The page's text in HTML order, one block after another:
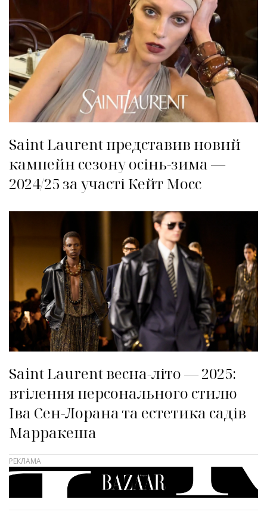
Saint Laurent представив новий
кампейн сезону осінь-зима —
2024/25 за участі Кейт Мосс
Saint Laurent весна-літо — 2025:
втілення персонального стилю
Іва Сен-Лорана та естетика садів
Марракеша